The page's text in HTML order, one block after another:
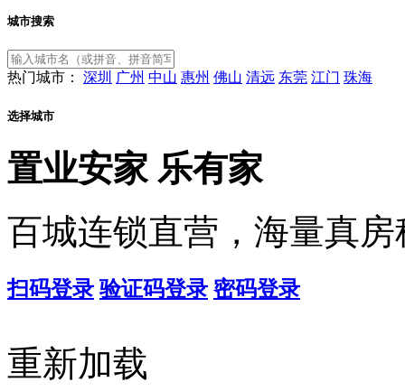
城市搜索
热门城市： 深圳 广州 中山 惠州 佛山 清远 东莞 江门 珠海
选择城市
置业安家 乐有家
百城连锁直营，海量真房
扫码登录 验证码登录 密码登录
重新加载